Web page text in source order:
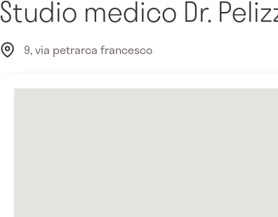
Studio medico Dr.
9, via petrarca francesco